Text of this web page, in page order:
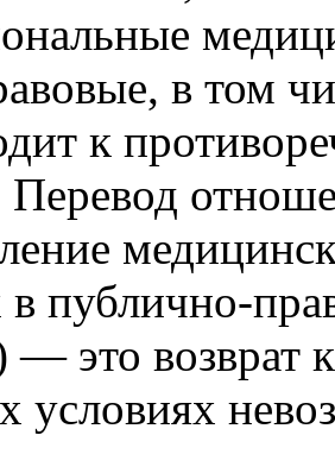
в том
к
Перевод
публично-
— это возврат
условиях